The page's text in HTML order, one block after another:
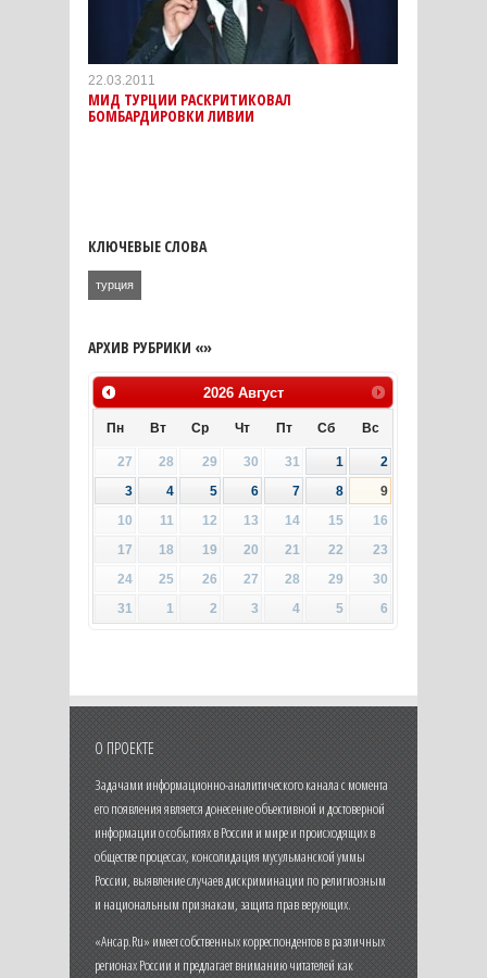
22.03.2011
МИД ТУРЦИИ РАСКРИТИКОВАЛ
БОМБАРДИРОВКИ ЛИВИИ
КЛЮЧЕВЫЕ СЛОВА
турция
АРХИВ РУБРИКИ «»
2026 Август
Пн Вт Ср Чт Пт Сб Вс
27 28 29 30 31 1
2
3
4 5 6 7 8
9
10
11 12 13 14 15
16
17
18 19 20 21 22
23
24
25 26 27 28 29
30
31
1 2 3 4 5 6
О ПРОЕКТЕ
Задачами информационно-аналитического канала с момента
его появления является донесение объективной и достоверной
информации о событиях в России и мире и происходящих в
обществе процессах, консолидация мусульманской уммы
России, выявление случаев дискриминации по религиозным
и национальным признакам, защита прав верующих.
«Ансар.Ru» имеет собственных корреспондентов в различных
регионах России и предлагает вниманию читателей как